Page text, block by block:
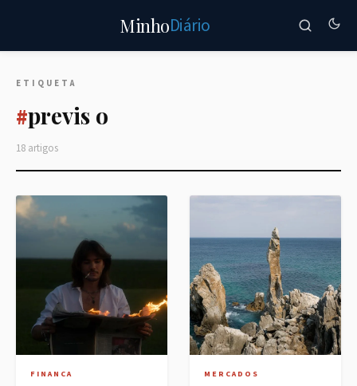
MinhoDiário
ETIQUETA
#previs o
18 artigos
FINANCA MERCADOS